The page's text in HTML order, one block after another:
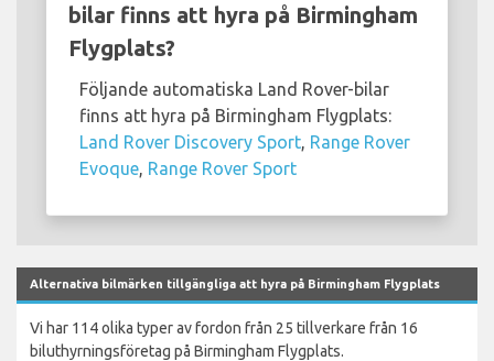
bilar finns att hyra på Birmingham
Flygplats?
Följande automatiska Land Rover-bilar
finns att hyra på Birmingham Flygplats:
Land Rover Discovery Sport Range Rover
Evoque Range Rover Sport
Alternativa bilmärken tillgängliga att hyra på Birmingham Flygplats
Vi har 114 olika typer av fordon från 25 tillverkare från 16
biluthyrningsföretag på Birmingham Flygplats.